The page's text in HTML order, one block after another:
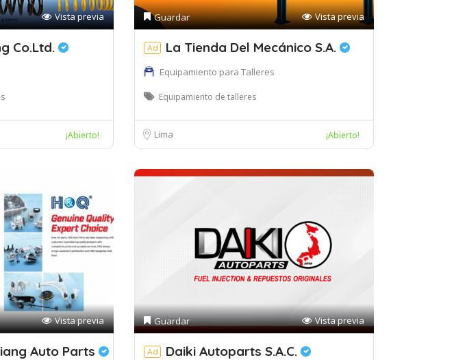
Vista previa
Co.Ltd.
¡Abierto!
Guardar Vista previa
Ad La Tienda Del Mecánico S.A.
Equipamiento para Talleres
Equipamiento de talleres
Lima ¡Abierto!
Vista previa
Auto Parts
Guardar Vista previa
Ad Daiki Autoparts S.A.C.